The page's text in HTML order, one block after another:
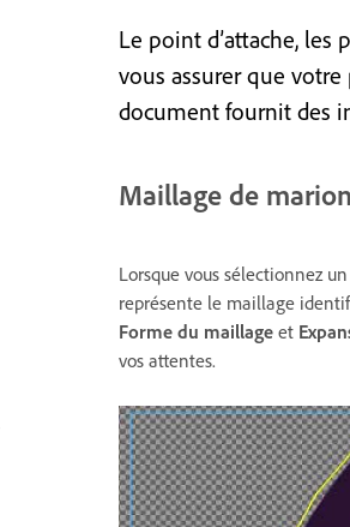
Le point d’attache,
vous assurer que
document fournit des
Maillage de
Lorsque vous sélectionnez
représente le maillage
Forme du maillage et
vos attentes.